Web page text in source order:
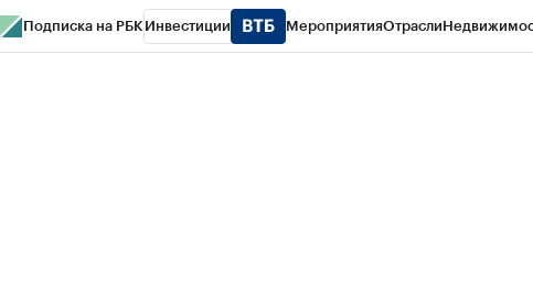
Подписка на РБК Инвестиции МероприятияОтрасли